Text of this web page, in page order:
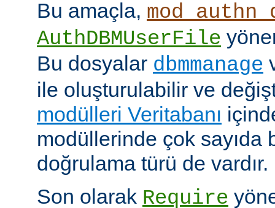
Bu amaçla,
AuthDBMUserFile
Bu dosyalar dbmmanage
ile oluşturulabilir ve
modülleri Veritabanı
modüllerinde çok sayıda
doğrulama türü de vardır.
Son olarak Require